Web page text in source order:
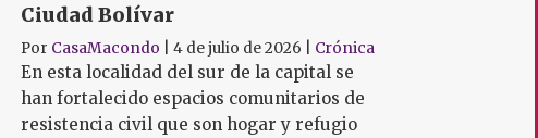
Ciudad Bolívar
Por CasaMacondo |4 de julio de 2026 Crónica
En esta localidad del sur de la capital se
han fortalecido espacios comunitarios de
resistencia civil que son hogar y refugio